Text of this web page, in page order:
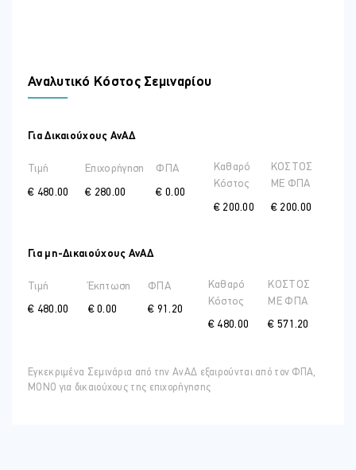
Αναλυτικό Κόστος Σεμιναρίου
Για Δικαιούχους ΑνΑΔ
Τιμή
€ 480.00
Επιχορήγηση
€ 280.00
ΦΠΑ
€ 0.00
Καθαρό
Κόστος
€ 200.00
ΚΟΣΤΟΣ
ME ΦΠΑ
€ 200.00
Για μη-Δικαιούχους ΑνΑΔ
Τιμή
€ 480.00
Έκπτωση
€ 0.00
ΦΠΑ
€ 91.20
Καθαρό
Κόστος
€ 480.00
ΚΟΣΤΟΣ
ME ΦΠΑ
€ 571.20
Εγκεκριμένα Σεμινάρια από την ΑνΑΔ εξαιρούνται από τον ΦΠΑ,
ΜΟΝΟ για δικαιούχους της επιχορήγησης